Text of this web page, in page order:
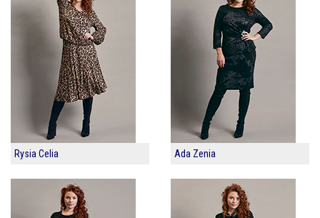
Rysia Celia Ada Zenia